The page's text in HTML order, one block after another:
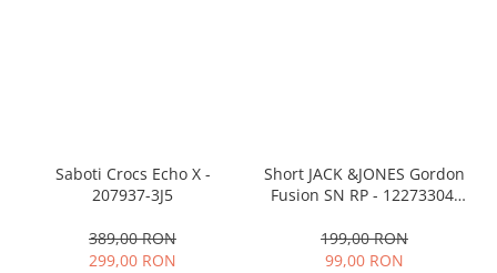
Saboti Crocs Echo X -
207937-3J5
389,00 RON
299,00 RON
Short JACK &JONES Gordon
Fusion SN RP - 12273304-
199,00 RON
99,00 RON